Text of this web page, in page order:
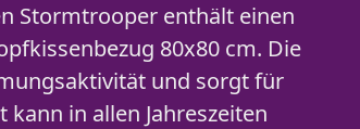
Stormtrooper enthält einen
80x80 cm. Die
und sorgt für
in allen Jahreszeiten